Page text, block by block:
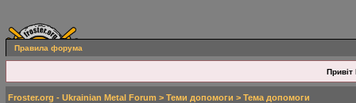
Правила форума
Привіт
Froster.org - Ukrainian Metal Forum > Теми допомоги > Тема допомоги